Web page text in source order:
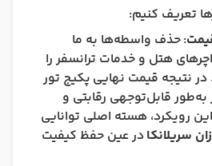
تعریف کنیم:
: حذف واسطه‌ها به ما
هتل و خدمات ترانسفر را
نتیجه قیمت نهایی پکیج تور
به‌طور قابل‌توجهی رقابتی و
رویکرد، هسته اصلی توانایی
سریلانکادر عین حفظ کیفیت